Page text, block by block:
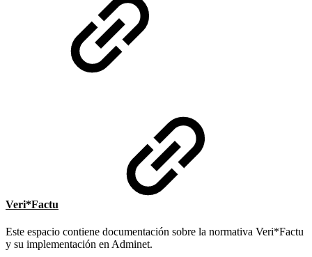
Veri*Factu
Este espacio contiene documentación sobre la normativa Veri*Factu
y su implementación en Adminet.